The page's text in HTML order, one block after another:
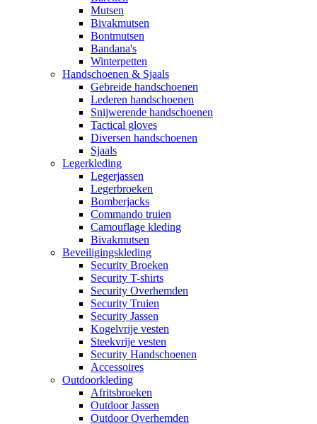
Mutsen
Bivakmutsen
Bontmutsen
Bandana's
Winterpetten
Handschoenen & Sjaals
Gebreide handschoenen
Lederen handschoenen
Snijwerende handschoenen
Tactical gloves
Diversen handschoenen
Sjaals
Legerkleding
Legerjassen
Legerbroeken
Bomberjacks
Commando truien
Camouflage kleding
Bivakmutsen
Beveiligingskleding
Security Broeken
Security T-shirts
Security Overhemden
Security Truien
Security Jassen
Kogelvrije vesten
Steekvrije vesten
Security Handschoenen
Accessoires
Outdoorkleding
Afritsbroeken
Outdoor Jassen
Outdoor Overhemden